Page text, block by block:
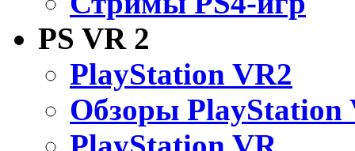
PS VR 2
PlayStation VR2
Обзоры PlayStation